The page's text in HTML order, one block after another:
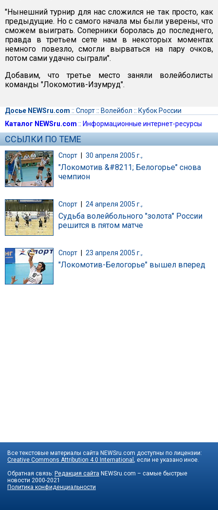
"Нынешний турнир для нас сложился не так просто, как
предыдущие. Но с самого начала мы были уверены, что
сможем выиграть. Соперники боролась до последнего,
правда в третьем сете нам в некоторых моментах
немного повезло, смогли вырваться на пару очков,
потом сами удачно сыграли".
Добавим, что третье место заняли волейболисты
команды "Локомотив-Изумруд".
Досье NEWSru.com :: Спорт:: Волейбол :: Кубок России
Каталог NEWSru.com :: Информационные интернет-ресурсы
ССЫЛКИ ПО ТЕМЕ
Спорт | 30 апреля 2005 г.,
"Локомотив &#8211; Белогорье" снова
чемпион
Спорт 24 апреля 2005 г.,
Судьба волейбольного "золота" России
решится в пятом матче
Спорт 23 апреля 2005 г.,
"Локомотив-Белогорье" вышел вперед
Все текстовые материалы сайта NEWSru.com доступны по лицензии:
Creative Commons Attribution 4.0 International , если не указано иное.
Обратная связь: Редакция сайта NEWSru.com – самые быстрые
новости 2000-2021
Политика конфиденциальности